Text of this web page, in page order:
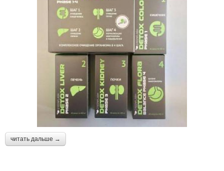
читать дальше →